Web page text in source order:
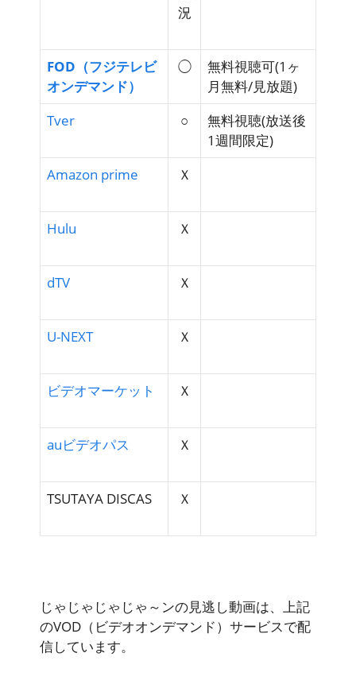
況
FOD（フジテレビ
オンデマンド）
◯ 無料視聴可(1ヶ
月無料/見放題)
Tver
○ 無料視聴(放送後
1週間限定)
Amazon prime
Ｘ
Hulu Ｘ
dTV Ｘ
U-NEXT Ｘ
ビデオマーケット Ｘ
auビデオパス Ｘ
TSUTAYA DISCAS Ｘ
じゃじゃじゃじゃ～ンの見逃し動画は、上記
のVOD（ビデオオンデマンド）サービスで配
信しています。